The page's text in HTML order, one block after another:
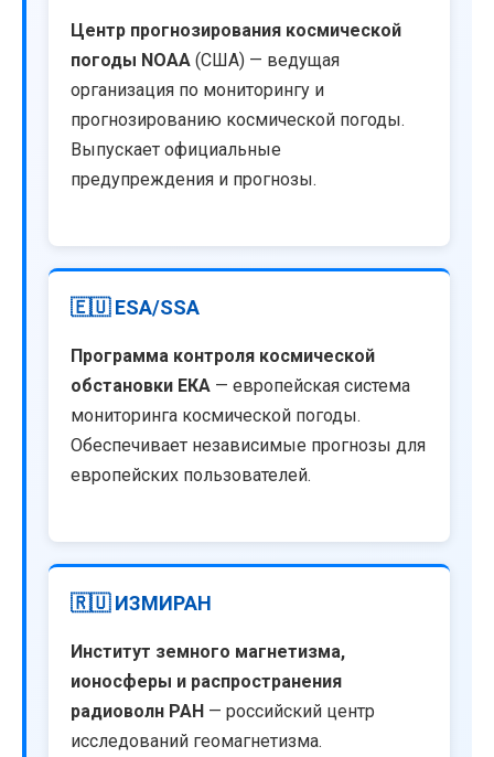
Центр прогнозирования космической
погоды NOAA (США) — ведущая
организация по мониторингу и
прогнозированию космической погоды.
Выпускает официальные
предупреждения и прогнозы.
🇪🇺 ESA/SSA
Программа контроля космической
обстановки ЕКА — европейская система
мониторинга космической погоды.
Обеспечивает независимые прогнозы для
европейских пользователей.
🇷🇺 ИЗМИРАН
Институт земного магнетизма,
ионосферы и распространения
радиоволн РАН — российский центр
исследований геомагнетизма.